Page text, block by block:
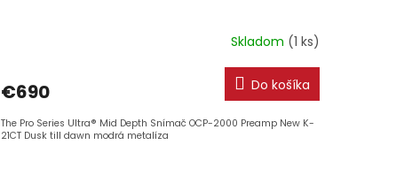
Skladom (1 ks)
€690 Do košíka
The Pro Series Ultra® Mid Depth Snímač OCP-2000 Preamp New K-
21CT Dusk till dawn modrá metalíza